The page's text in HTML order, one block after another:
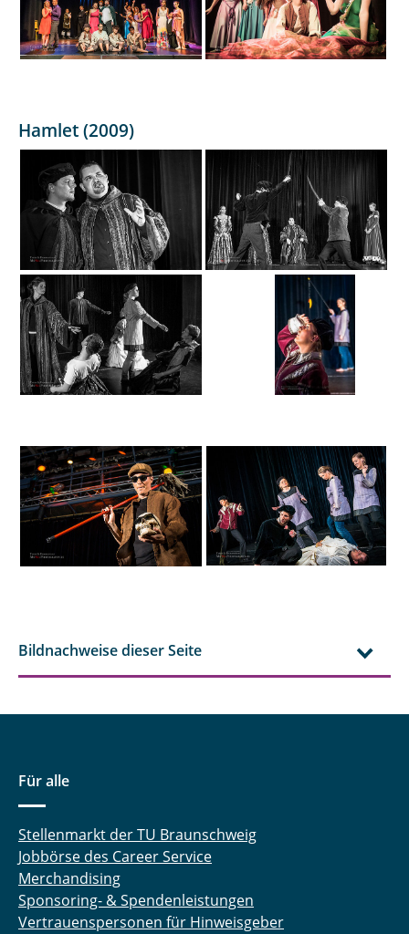
Hamlet (2009)
Bildnachweise dieser Seite
Für alle
Stellenmarkt der TU Braunschweig
Jobbörse des Career Service
Merchandising
Sponsoring- & Spendenleistungen
Vertrauenspersonen für Hinweisgeber